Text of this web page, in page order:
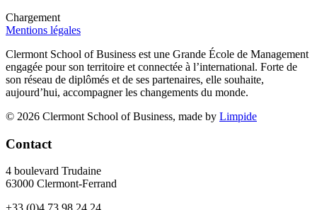
Chargement
Mentions légales
Clermont School of Business est une Grande École de Management
engagée pour son territoire et connectée à l’international. Forte de
son réseau de diplômés et de ses partenaires, elle souhaite,
aujourd’hui, accompagner les changements du monde.
© 2026 Clermont School of Business, made by Limpide
Contact
4 boulevard Trudaine
63000 Clermont-Ferrand